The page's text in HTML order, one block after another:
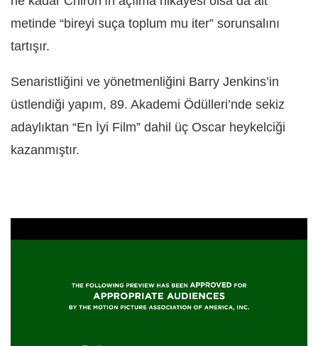
metinde “bireyi suça toplum mu iter” sorunsalını
tartışır.
Senaristliğini ve yönetmenliğini Barry Jenkins’in
üstlendiği yapım, 89. Akademi Ödülleri’nde sekiz
adaylıktan “En İyi Film” dahil üç Oscar heykelciği
kazanmıştır.